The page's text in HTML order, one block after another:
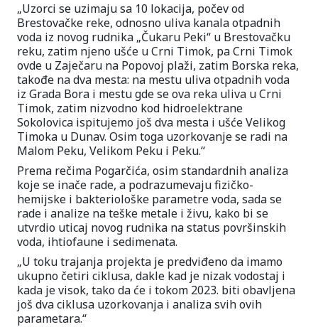
„Uzorci se uzimaju sa 10 lokacija, počev od
Brestovačke reke, odnosno uliva kanala otpadnih
voda iz novog rudnika „Čukaru Peki“ u Brestovačku
reku, zatim njeno ušće u Crni Timok, pa Crni Timok
ovde u Zaječaru na Popovoj plaži, zatim Borska reka,
takođe na dva mesta: na mestu uliva otpadnih voda
iz Grada Bora i mestu gde se ova reka uliva u Crni
Timok, zatim nizvodno kod hidroelektrane
Sokolovica ispitujemo još dva mesta i ušće Velikog
Timoka u Dunav. Osim toga uzorkovanje se radi na
Malom Peku, Velikom Peku i Peku.“
Prema rečima Pogarčića, osim standardnih analiza
koje se inače rade, a podrazumevaju fizičko-
hemijske i bakteriološke parametre voda, sada se
rade i analize na teške metale i živu, kako bi se
utvrdio uticaj novog rudnika na status površinskih
voda, ihtiofaune i sedimenata.
„U toku trajanja projekta je predviđeno da imamo
ukupno četiri ciklusa, dakle kad je nizak vodostaj i
kada je visok, tako da će i tokom 2023. biti obavljena
još dva ciklusa uzorkovanja i analiza svih ovih
parametara.“